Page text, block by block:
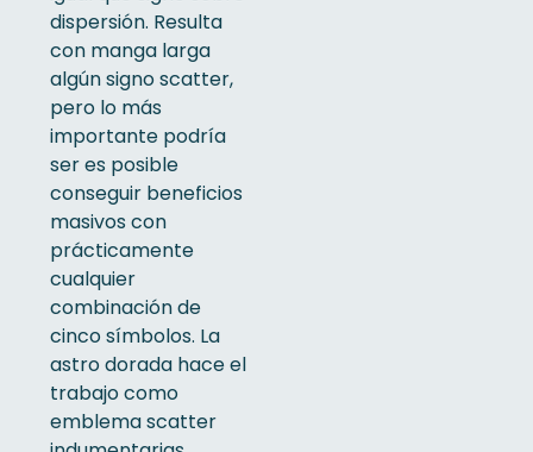
dispersión. Resulta
con manga larga
algún signo scatter,
pero lo más
importante podrí­a
ser es posible
conseguir beneficios
masivos con
prácticamente
cualquier
combinación de
cinco símbolos. La
astro dorada hace el
trabajo como
emblema scatter